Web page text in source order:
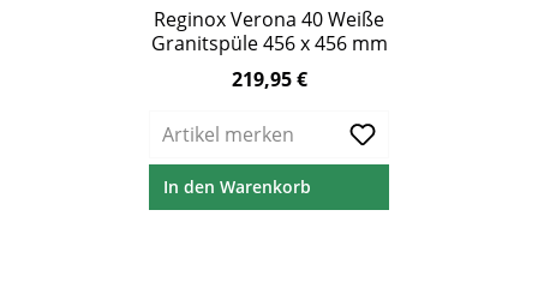
Reginox Verona 40 Weiße
Granitspüle 456 x 456 mm
Regulärer Preis:
219,95 €
Artikel merken
In den Warenkorb